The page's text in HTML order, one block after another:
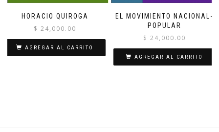
HORACIO QUIROGA
$ 24,000.00
AGREGAR AL CARRITO
EL MOVIMIENTO NACIONAL-
POPULAR
$ 24,000.00
AGREGAR AL CARRITO